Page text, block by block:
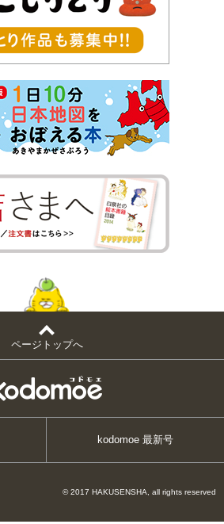
ページトップへ
kodomoe 最新号
© 2017 HAKUSENSHA, all rights reserved